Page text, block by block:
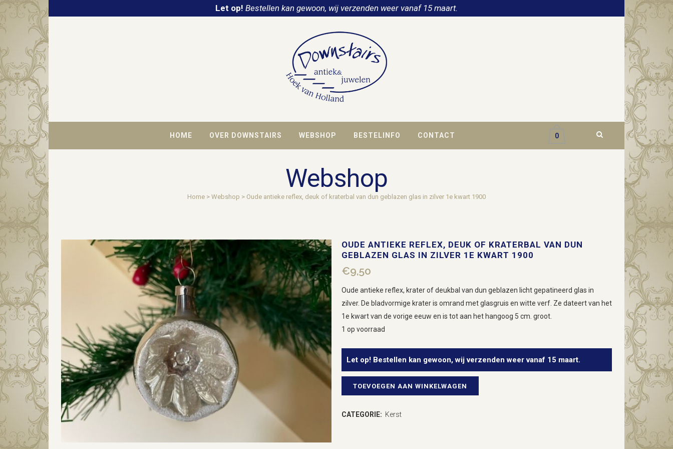
Let op! Bestellen kan gewoon, wij verzenden weer vanaf 15 maart.
HOME OVER DOWNSTAIRS WEBSHOP BESTELINFO CONTACT 0
Webshop
Home > Webshop > Oude antieke reflex, deuk of kraterbal van dun geblazen glas in zilver 1e kwart 1900
OUDE ANTIEKE REFLEX, DEUK OF KRATERBAL VAN DUN
GEBLAZEN GLAS IN ZILVER 1E KWART 1900
€9,50
Oude antieke reflex, krater of deukbal van dun geblazen licht gepatineerd glas in
zilver. De bladvormige krater is omrand met glasgruis en witte verf. Ze dateert van het
1e kwart van de vorige eeuw en is tot aan het hangoog 5 cm. groot.
1 op voorraad
Let op! Bestellen kan gewoon, wij verzenden weer vanaf 15 maart.
OudeTOEVOEGEN AAN WINKELWAGEN
CATEGORIE: Kerst